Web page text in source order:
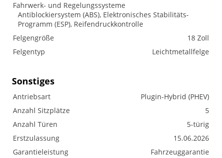
Fahrwerk- und Regelungssysteme
Antiblockiersystem (ABS), Elektronisches Stabilitäts-
Programm (ESP), Reifendruckkontrolle
Felgengröße
18 Zoll
Felgentyp
Leichtmetallfelge
Sonstiges
Antriebsart
Plugin-Hybrid (PHEV)
Anzahl Sitzplätze
5
Anzahl Türen
5-türig
Erstzulassung
15.06.2026
Garantieleistung
Fahrzeuggarantie